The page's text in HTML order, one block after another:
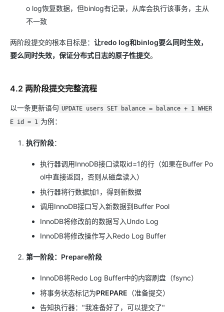
o log恢复数据，但binlog有记录，从库会执行该事务，主从
不一致
两阶段提交的根本目标是： 让redo log和binlog要么同时生效，
要么同时失效，保证分布式日志的原子性提交。
4.2 两阶段提交完整流程
以一条更新语句 UPDATE users SET balance = balance + 1 WHER
E id = 1 为例：
执行阶段：
执行器调用InnoDB接口读取id=1的行（如果在Buffer Po
ol中直接返回，否则从磁盘读入）
执行器将行数据加1，得到新数据
调用InnoDB接口写入新数据到Buffer Pool
InnoDB将修改前的数据写入Undo Log
InnoDB将修改操作写入Redo Log Buffer
第一阶段：Prepare阶段
InnoDB将Redo Log Buffer中的内容刷盘（fsync）
将事务状态标记为PREPARE （准备提交）
告知执行器："我准备好了，可以提交了"